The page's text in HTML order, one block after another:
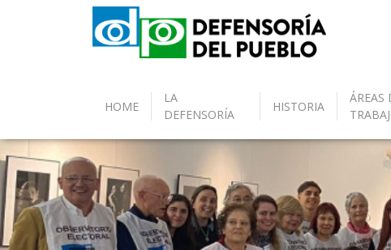
HOME
LA
DEFENSORÍA
HISTORIA
ÁREAS